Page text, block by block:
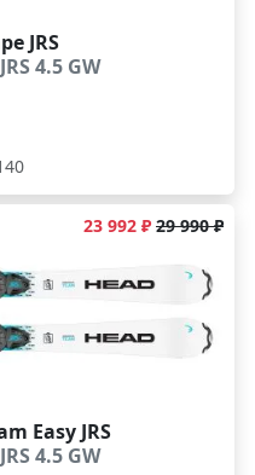
JRS
4.5 GW
23 992 ₽ 29 990 ₽
Easy JRS
4.5 GW